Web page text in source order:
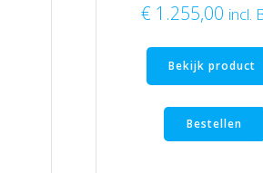
€ 1.255,00 incl.
Bekijk product
Bestellen